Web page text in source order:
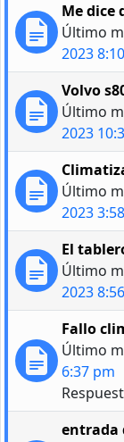
Me dice
Último
2023
Volvo
Último
2023
Último
2023
El
Último
2023
Fallo
Último
6:37 pm
entrada